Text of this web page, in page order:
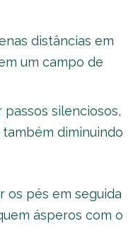
distâncias em
um campo de
silenciosos,
diminuindo
os pés em seguida
ásperos com o